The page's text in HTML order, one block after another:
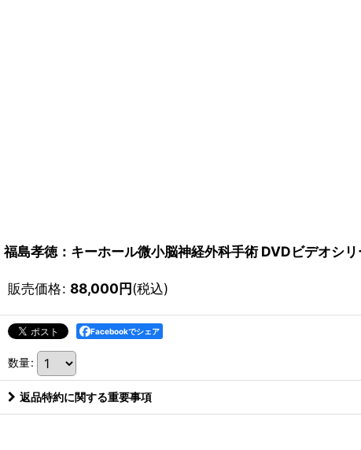
福島孝徳：キーホール微小脳神経外科手術 DVDビデオシ
販売価格: 88,000円(税込)
Facebookでシェア
数量:
返品特約に関する重要事項